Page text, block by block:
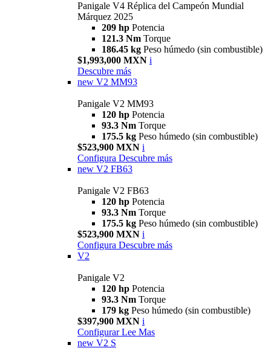
Panigale V4 Réplica del Campeón Mundial
Márquez 2025
209 hp Potencia
121.3 Nm Torque
186.45 kg Peso húmedo (sin combustible)
$1,993,000 MXN i
Descubre más
new V2 MM93
Panigale V2 MM93
120 hp Potencia
93.3 Nm Torque
175.5 kg Peso húmedo (sin combustible)
$523,900 MXN i
Configura Descubre más
new V2 FB63
Panigale V2 FB63
120 hp Potencia
93.3 Nm Torque
175.5 kg Peso húmedo (sin combustible)
$523,900 MXN i
Configura Descubre más
V2
Panigale V2
120 hp Potencia
93.3 Nm Torque
179 kg Peso húmedo (sin combustible)
$397,900 MXN i
Configurar Lee Mas
new V2 S